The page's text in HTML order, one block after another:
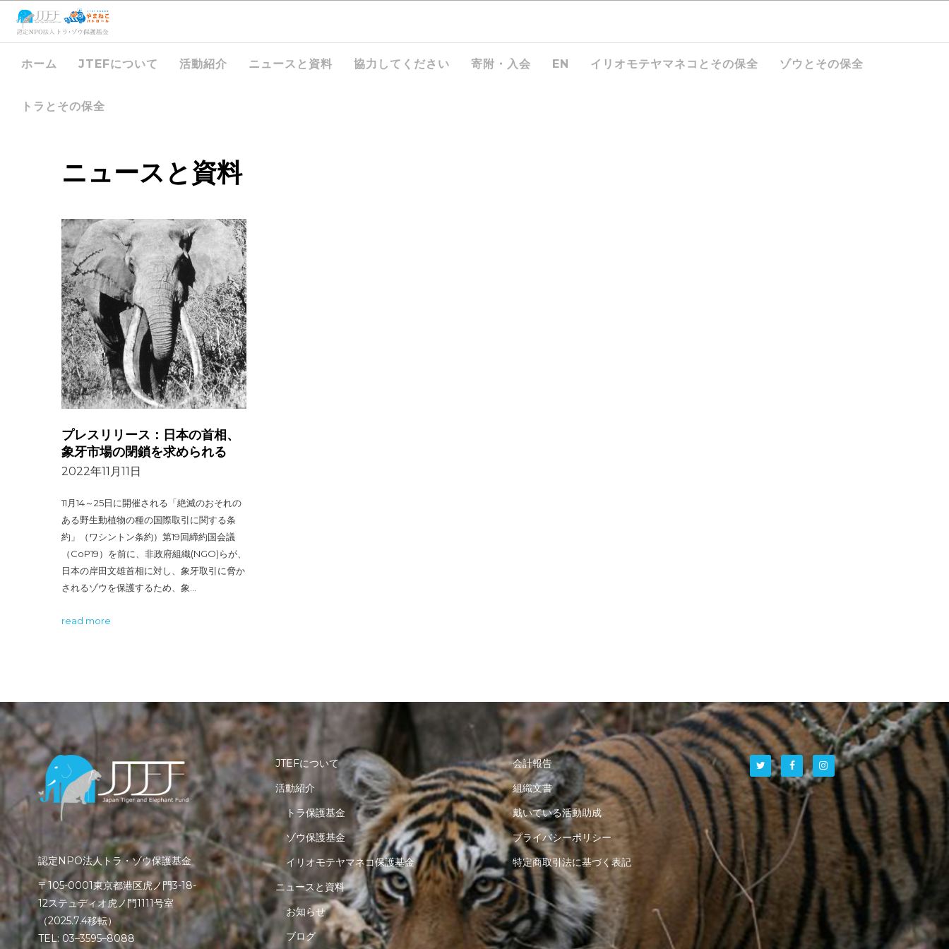
ホーム JTEFについて 活動紹介 ニュースと資料 協力してください 寄附・入会 EN イリオモテヤマネコとその保全 ゾウとその保全
トラとその保全
ニュースと資料
プレスリリース：日本の首相、
象牙市場の閉鎖を求められる
2022年11月11日
11月14～25日に開催される「絶滅のおそれの
ある野生動植物の種の国際取引に関する条
約」（ワシントン条約）第19回締約国会議
（CoP19）を前に、非政府組織(NGO)らが、
日本の岸田文雄首相に対し、象牙取引に脅か
されるゾウを保護するため、象…
read more
認定NPO法人トラ・ゾウ保護基金
〒105-0001東京都港区虎ノ門3-18-
12ステュディオ虎ノ門1111号室
（2025.7.4移転）
TEL: 03–3595–8088
JTEFについて
活動紹介
トラ保護基金
ゾウ保護基金
イリオモテヤマネコ保護基金
ニュースと資料
お知らせ
ブログ
会計報告
組織文書
戴いている活動助成
プライバシーポリシー
特定商取引法に基づく表記